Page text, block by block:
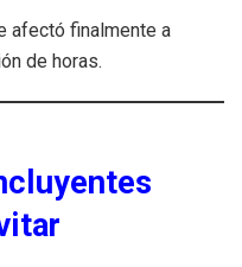
afectó finalmente a
de horas.